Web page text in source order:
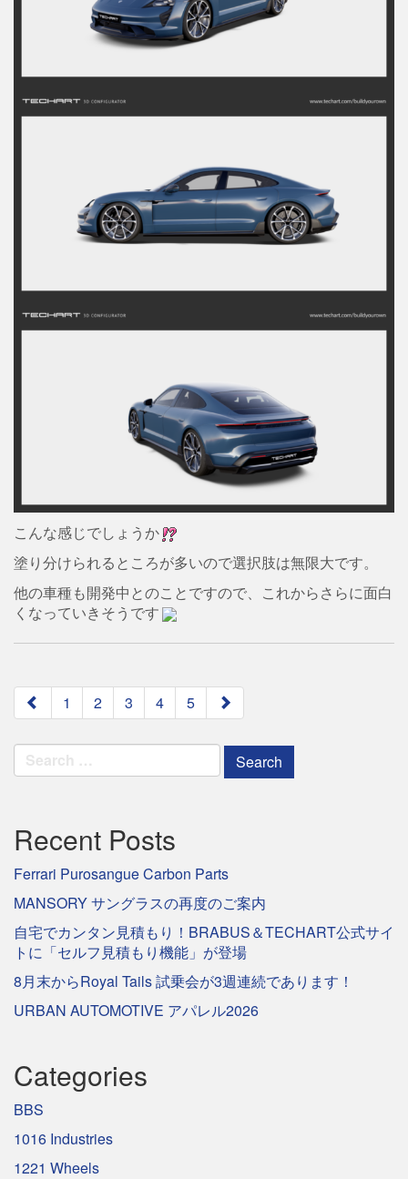
こんな感じでしょうか
塗り分けられるところが多いので選択肢は無限大です。
他の車種も開発中とのことですので、これからさらに面白
くなっていきそうです
paging-
navigation
1 2 3 4 5
Search
for:
Recent Posts
Ferrari Purosangue Carbon Parts
MANSORY サングラスの再度のご案内
自宅でカンタン見積もり！BRABUS＆TECHART公式サイ
トに「セルフ見積もり機能」が登場
8月末からRoyal Tails 試乗会が3週連続であります！
URBAN AUTOMOTIVE アパレル2026
Categories
BBS
1016 Industries
1221 Wheels